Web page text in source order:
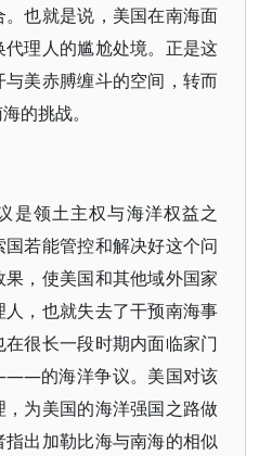
也就是说，美国在南海面
理人的尴尬处境。正是这
美赤膊缠斗的空间，转而
的挑战。
是领土主权与海洋权益之
若能管控和解决好这个问
，使美国和其他域外国家
，也就失去了干预南海事
很长一段时期内面临家门
的海洋争议。美国对该
为美国的海洋强国之路做
出加勒比海与南海的相似